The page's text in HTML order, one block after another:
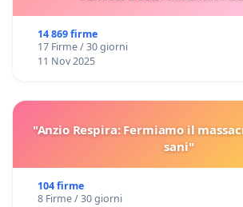
14 869 firme
17 Firme / 30 giorni
11 Nov 2025
"Anzio Respira: Fermiamo il
sani"
104 firme
8 Firme / 30 giorni